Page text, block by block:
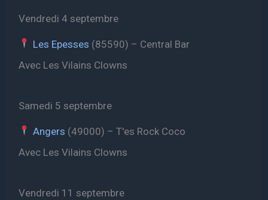
Vendredi 4 septembre
Les Epesses (85590) – Central Bar
Avec Les Vilains Clowns
Samedi 5 septembre
Angers (49000) – T'es Rock Coco
Avec Les Vilains Clowns
Vendredi 11 septembre